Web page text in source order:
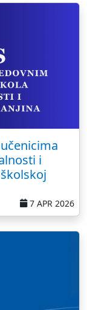
i
7 APR 2026